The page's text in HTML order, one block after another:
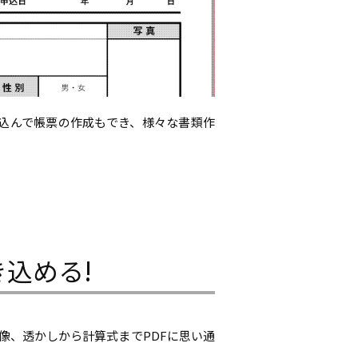
んで帳票の作成もでき、様々な書類作
める!
透かしから計算式までPDFに思い通